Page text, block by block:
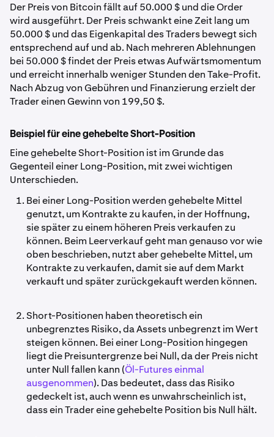
Der Preis von Bitcoin fällt auf 50.000 $ und die Order
wird ausgeführt. Der Preis schwankt eine Zeit lang um
50.000 $ und das Eigenkapital des Traders bewegt sich
entsprechend auf und ab. Nach mehreren Ablehnungen
bei 50.000 $ findet der Preis etwas Aufwärtsmomentum
und erreicht innerhalb weniger Stunden den Take-Profit.
Nach Abzug von Gebühren und Finanzierung erzielt der
Trader einen Gewinn von 199,50 $.
Beispiel für eine gehebelte Short-Position
Eine gehebelte Short-Position ist im Grunde das
Gegenteil einer Long-Position, mit zwei wichtigen
Unterschieden.
Bei einer Long-Position werden gehebelte Mittel
genutzt, um Kontrakte zu kaufen, in der Hoffnung,
sie später zu einem höheren Preis verkaufen zu
können. Beim Leerverkauf geht man genauso vor wie
oben beschrieben, nutzt aber gehebelte Mittel, um
Kontrakte zu verkaufen, damit sie auf dem Markt
verkauft und später zurückgekauft werden können.
Short-Positionen haben theoretisch ein
unbegrenztes Risiko, da Assets unbegrenzt im Wert
steigen können. Bei einer Long-Position hingegen
liegt die Preisuntergrenze bei Null, da der Preis nicht
unter Null fallen kann (Öl-Futures einmal
ausgenommen). Das bedeutet, dass das Risiko
gedeckelt ist, auch wenn es unwahrscheinlich ist,
dass ein Trader eine gehebelte Position bis Null hält.